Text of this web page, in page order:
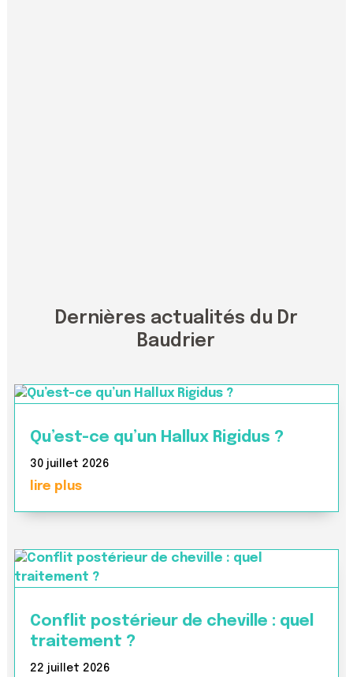
Dernières actualités du Dr
Baudrier
Qu’est-ce qu’un Hallux Rigidus ?
30 juillet 2026
lire plus
Conflit postérieur de cheville : quel
traitement ?
22 juillet 2026